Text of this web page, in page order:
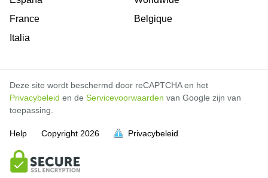
vol is
vol is
vol is
vol is
vol is
vol is
vol is
vol is
vol is
vol is
France
Italia
Belgique
Deze site wordt beschermd door reCAPTCHA en het
Privacybeleid en de Servicevoorwaarden van Google zijn van
toepassing.
Help Copyright 2026 Privacybeleid